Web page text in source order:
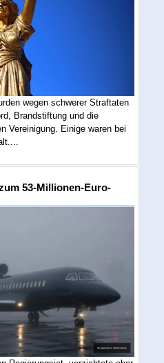
wegen schwerer Straftaten
Brandstiftung und die
Vereinigung. Einige waren bei
53-Millionen-Euro-